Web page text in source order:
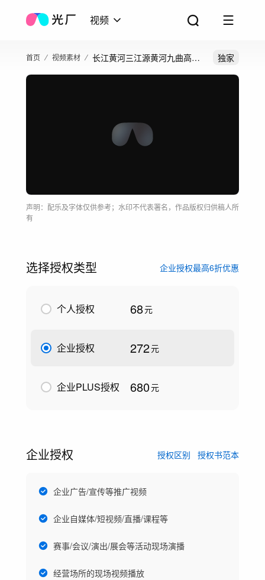
视频
首页 视频素材
长江黄河三江源黄河九曲高原
草原河流母亲河
独家
声明：配乐及字体仅供参考；水印不代表署名，作品版权归供稿人所
有
选择授权类型 企业授权最高6折优惠
个人授权 68元
企业授权 272元
企业PLUS授权 680元
企业授权 授权区别 授权书范本
企业广告/宣传等推广视频
企业自媒体/短视频/直播/课程等
赛事/会议/演出/展会等活动现场演播
经营场所的现场视频播放